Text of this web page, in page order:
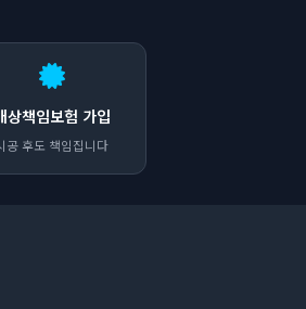
상책임보험 가입
공 후도 책임집니다